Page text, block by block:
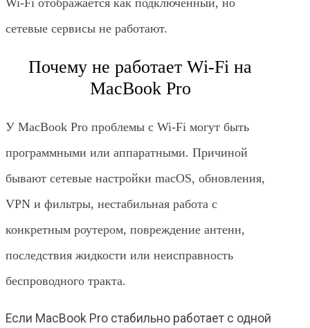
сетевые сервисы не работают.
Почему не работает Wi‑Fi на
MacBook Pro
У MacBook Pro проблемы с Wi‑Fi могут быть
программными или аппаратными. Причиной
бывают сетевые настройки macOS, обновления,
VPN и фильтры, нестабильная работа с
конкретным роутером, повреждение антенн,
последствия жидкости или неисправность
беспроводного тракта.
Если MacBook Pro стабильно работает с одной